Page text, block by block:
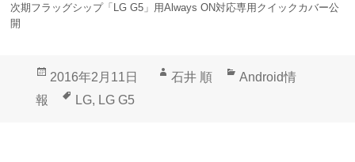
次期フラッグシップ「LG G5」用Always ON対応専用クイックカバー公
開
投
2016年2月11日
作
石井 順
カ
Android情
報
タ
LG, LG G5